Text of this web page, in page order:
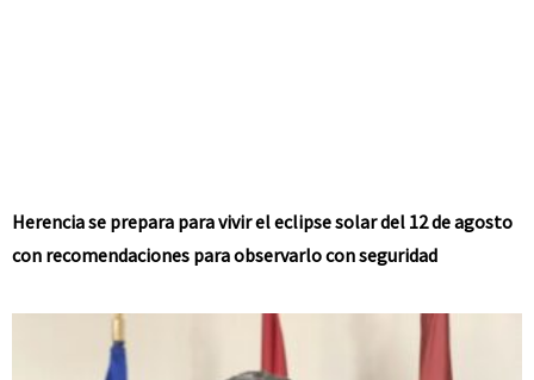
Herencia se prepara para vivir el eclipse solar del 12 de agosto
con recomendaciones para observarlo con seguridad